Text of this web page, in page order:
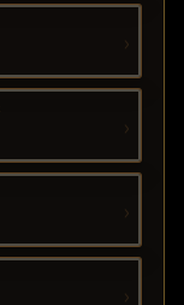
›
›
›
›